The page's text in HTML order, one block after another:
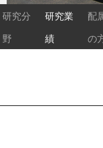
研究分
野
研究業
績
配
の